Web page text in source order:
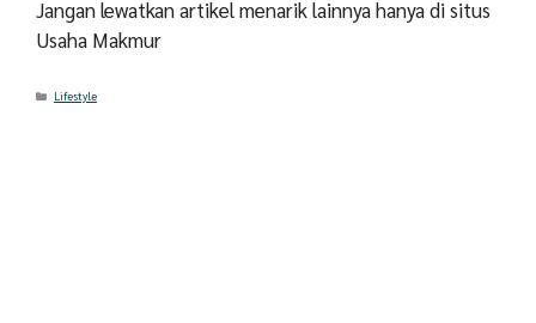
Jangan lewatkan artikel menarik lainnya hanya di situs
Usaha Makmur
Categories
Lifestyle